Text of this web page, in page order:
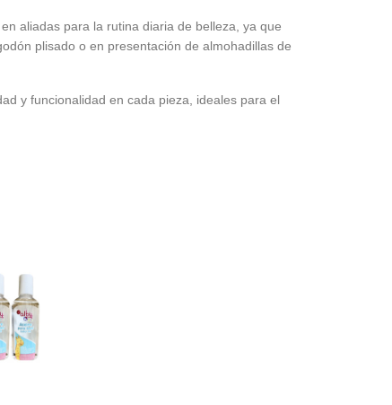
aliadas para la rutina diaria de belleza, ya que
plisado o en presentación de almohadillas de
y funcionalidad en cada pieza, ideales para el